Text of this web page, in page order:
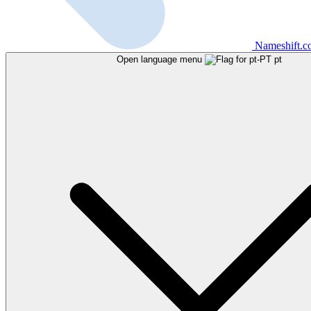
Open language menu pt